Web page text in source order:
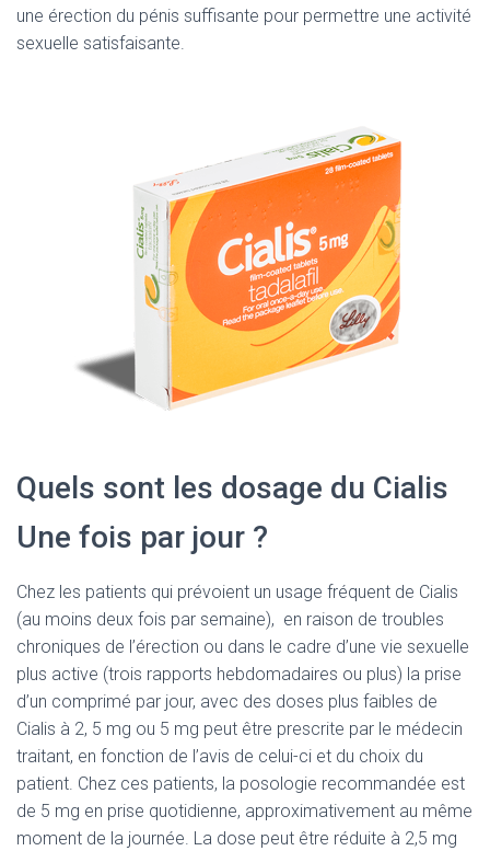
une érection du pénis suffisante pour permettre une activité
sexuelle satisfaisante.
Quels sont les dosage du Cialis
Une fois par jour ?
Chez les patients qui prévoient un usage fréquent de Cialis
(au moins deux fois par semaine), en raison de troubles
chroniques de l’érection ou dans le cadre d’une vie sexuelle
plus active (trois rapports hebdomadaires ou plus) la prise
d’un comprimé par jour, avec des doses plus faibles de
Cialis à 2, 5 mg ou 5 mg peut être prescrite par le médecin
traitant, en fonction de l’avis de celui-ci et du choix du
patient. Chez ces patients, la posologie recommandée est
de 5 mg en prise quotidienne, approximativement au même
moment de la journée. La dose peut être réduite à 2,5 mg